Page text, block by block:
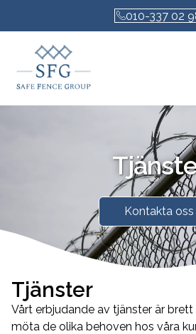
010-337 02
Kontakta oss
Tjänster
Vårt erbjudande av tjänster är
möta de olika behoven hos våra